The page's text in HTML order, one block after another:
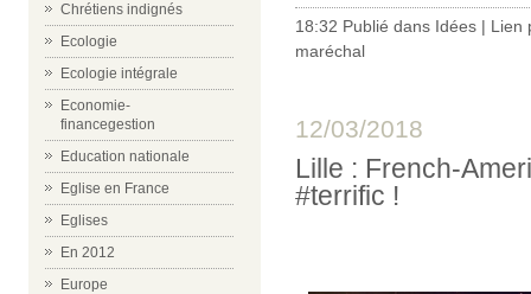
Chrétiens indignés
Ecologie
Ecologie intégrale
Economie-
financegestion
Education nationale
Eglise en France
Eglises
En 2012
Europe
18:32 Publié dans Idées | Lien
maréchal
12/03/2018
Lille : French-
#terrific !